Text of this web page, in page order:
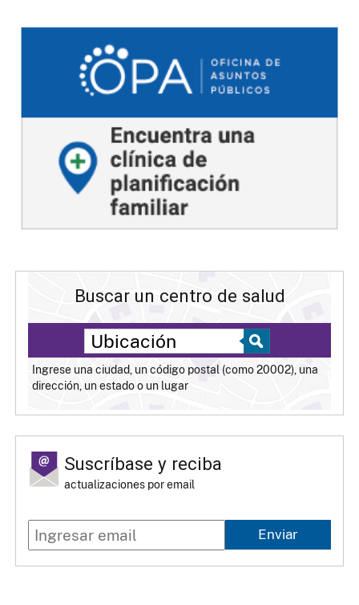
Buscar un centro de salud
Ingrese una ciudad, un código postal (como 20002), una
dirección, un estado o un lugar
Suscríbase y reciba
actualizaciones por email
Enviar